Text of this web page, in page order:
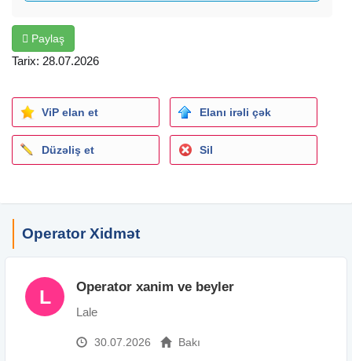
Paylaş
Tarix: 28.07.2026
ViP elan et Elanı irəli çək
Düzəliş et Sil
Operator Xidmət
L Operator xanim ve beyler
Lale
30.07.2026 Bakı